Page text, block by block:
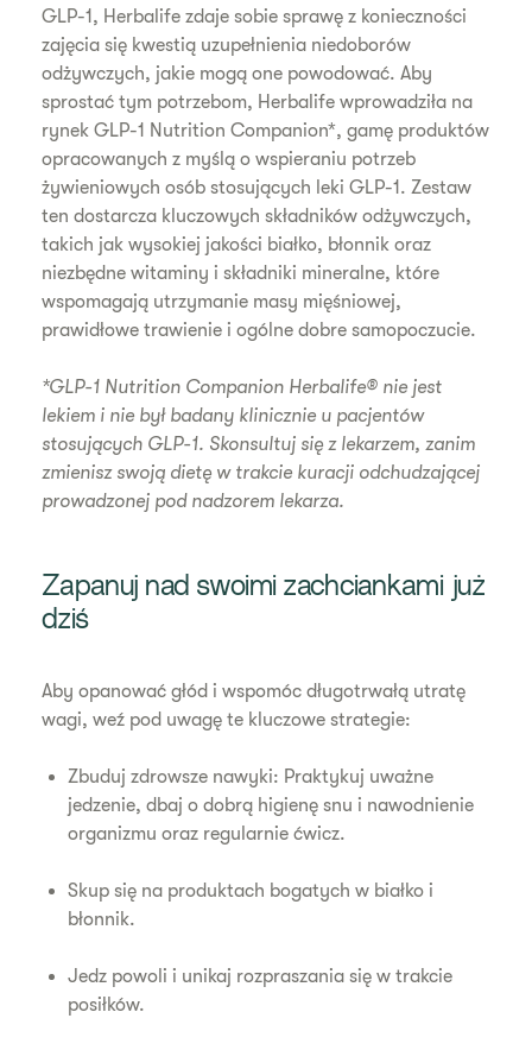
GLP-1, Herbalife zdaje sobie sprawę z konieczności
zajęcia się kwestią uzupełnienia niedoborów
odżywczych, jakie mogą one powodować. Aby
sprostać tym potrzebom, Herbalife wprowadziła na
rynek GLP-1 Nutrition Companion*, gamę produktów
opracowanych z myślą o wspieraniu potrzeb
żywieniowych osób stosujących leki GLP-1. Zestaw
ten dostarcza kluczowych składników odżywczych,
takich jak wysokiej jakości białko, błonnik oraz
niezbędne witaminy i składniki mineralne, które
wspomagają utrzymanie masy mięśniowej,
prawidłowe trawienie i ogólne dobre samopoczucie.
*GLP-1 Nutrition Companion Herbalife® nie jest
lekiem i nie był badany klinicznie u pacjentów
stosujących GLP-1. Skonsultuj się z lekarzem, zanim
zmienisz swoją dietę w trakcie kuracji odchudzającej
prowadzonej pod nadzorem lekarza.
Zapanuj nad swoimi zachciankami już
dziś
Aby opanować głód i wspomóc długotrwałą utratę
wagi, weź pod uwagę te kluczowe strategie:
Zbuduj zdrowsze nawyki: Praktykuj uważne
jedzenie, dbaj o dobrą higienę snu i nawodnienie
organizmu oraz regularnie ćwicz.
Skup się na produktach bogatych w białko i
błonnik.
Jedz powoli i unikaj rozpraszania się w trakcie
posiłków.